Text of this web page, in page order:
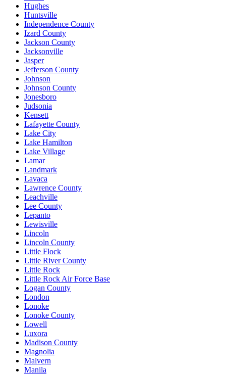
Hughes
Huntsville
Independence County
Izard County
Jackson County
Jacksonville
Jasper
Jefferson County
Johnson
Johnson County
Jonesboro
Judsonia
Kensett
Lafayette County
Lake City
Lake Hamilton
Lake Village
Lamar
Landmark
Lavaca
Lawrence County
Leachville
Lee County
Lepanto
Lewisville
Lincoln
Lincoln County
Little Flock
Little River County
Little Rock
Little Rock Air Force Base
Logan County
London
Lonoke
Lonoke County
Lowell
Luxora
Madison County
Magnolia
Malvern
Manila